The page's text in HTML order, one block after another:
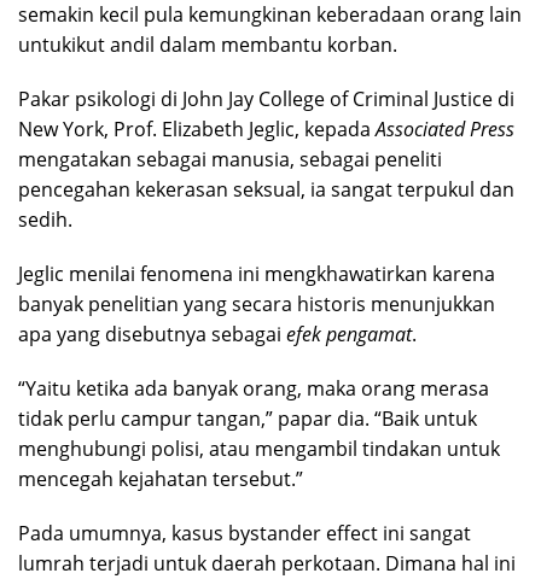
semakin kecil pula kemungkinan keberadaan orang lain
untukikut andil dalam membantu korban.
Pakar psikologi di John Jay College of Criminal Justice di
New York, Prof. Elizabeth Jeglic, kepadaAssociated Press
mengatakan sebagai manusia, sebagai peneliti
pencegahan kekerasan seksual, ia sangat terpukul dan
sedih.
Jeglic menilai fenomena ini mengkhawatirkan karena
banyak penelitian yang secara historis menunjukkan
apa yang disebutnya sebagai efek pengamat.
“Yaitu ketika ada banyak orang, maka orang merasa
tidak perlu campur tangan,” papar dia. “Baik untuk
menghubungi polisi, atau mengambil tindakan untuk
mencegah kejahatan tersebut.”
Pada umumnya, kasus bystander effect ini sangat
lumrah terjadi untuk daerah perkotaan. Dimana hal ini